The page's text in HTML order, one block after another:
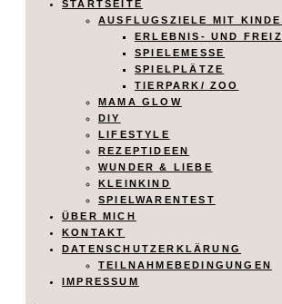
STARTSEITE
AUSFLUGSZIELE MIT
ERLEBNIS- UND
SPIELEMESSE
SPIELPLÄTZE
TIERPARK/ ZOO
MAMA GLOW
DIY
LIFESTYLE
REZEPTIDEEN
WUNDER & LIEBE
KLEINKIND
SPIELWARENTEST
ÜBER MICH
KONTAKT
DATENSCHUTZERKLÄRUNG
TEILNAHMEBEDINGUNGEN
IMPRESSUM